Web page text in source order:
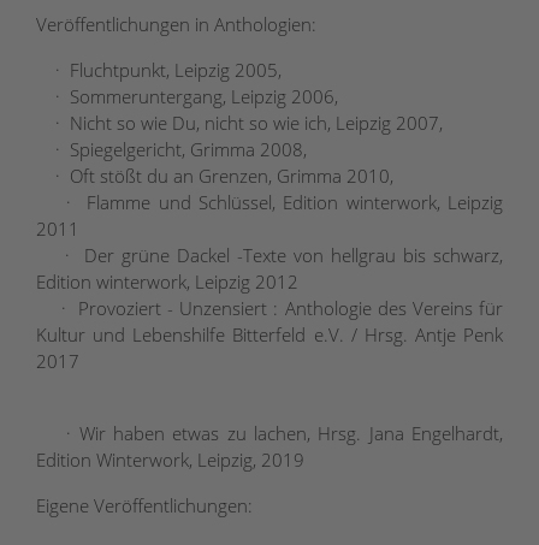
Veröffentlichungen in Anthologien:
· Fluchtpunkt, Leipzig 2005,
· Sommeruntergang, Leipzig 2006,
· Nicht so wie Du, nicht so wie ich, Leipzig 2007,
· Spiegelgericht, Grimma 2008,
· Oft stößt du an Grenzen, Grimma 2010,
· Flamme und Schlüssel, Edition winterwork, Leipzig
2011
· Der grüne Dackel -Texte von hellgrau bis schwarz,
Edition winterwork, Leipzig 2012
· Provoziert - Unzensiert : Anthologie des Vereins für
Kultur und Lebenshilfe Bitterfeld e.V. / Hrsg. Antje Penk
2017
· Wir haben etwas zu lachen, Hrsg. Jana Engelhardt,
Edition Winterwork, Leipzig, 2019
Eigene Veröffentlichungen: